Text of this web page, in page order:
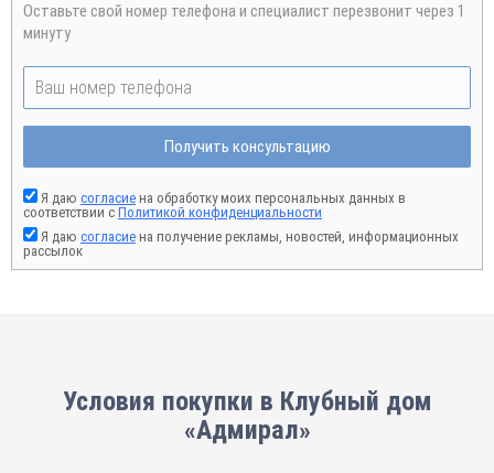
Оставьте свой номер телефона и специалист перезвонит через 1
минуту
Получить консультацию
Я даю согласие на обработку моих персональных данных в
соответствии с Политикой конфиденциальности
Я даю согласие на получение рекламы, новостей, информационных
рассылок
Условия покупки в Клубный дом
«Адмирал»